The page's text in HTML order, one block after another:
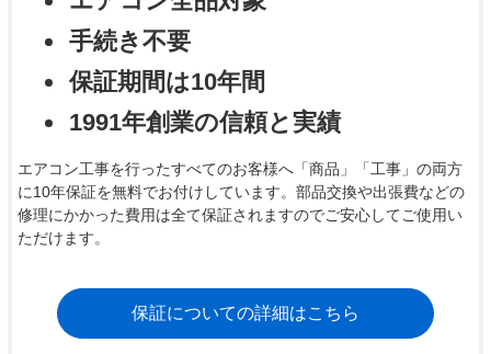
手続き不要
保証期間は10年間
1991年創業の信頼と実績
エアコン工事を行ったすべてのお客様へ「商品」「工事」の両方
に10年保証を無料でお付けしています。部品交換や出張費などの
修理にかかった費用は全て保証されますのでご安心してご使用い
ただけます。
保証についての詳細はこちら